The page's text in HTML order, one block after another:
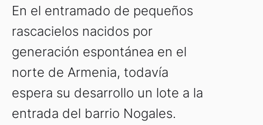
En el entramado de pequeños
rascacielos nacidos por
generación espontánea en el
norte de Armenia, todavía
espera su desarrollo un lote a la
entrada del barrio Nogales.